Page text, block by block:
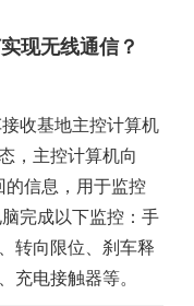
现无线通信？
收基地主控计算机
，主控计算机向
信息，用于监控
完成以下监控：手
转向限位、刹车释
充电接触器等。